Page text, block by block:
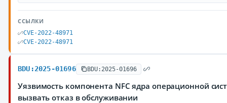
ССЫЛКИ
CVE-2022-48971
CVE-2022-48971
BDU:2025-01696 BDU:2025-01696
Уязвимость компонента NFC ядра операционной
вызвать отказ в обслуживании